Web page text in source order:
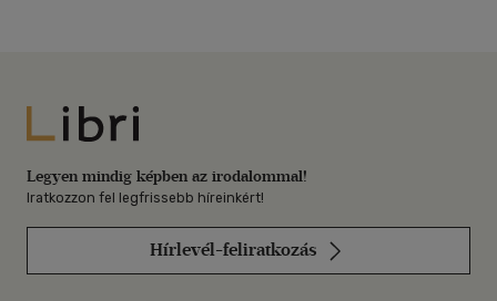
Libri
Legyen mindig képben az irodalommal!
Iratkozzon fel legfrissebb híreinkért!
Hírlevél-feliratkozás